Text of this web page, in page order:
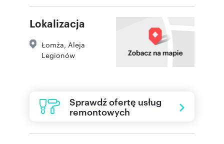
Lokalizacja
Łomża Aleja
Legionów
Sprawdź ofertę usług
remontowych